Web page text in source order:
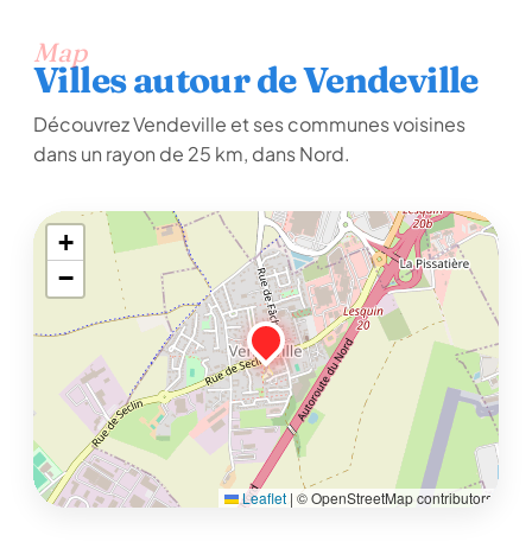
Map
Villes autour de Vendeville
Découvrez Vendeville et ses communes voisines
dans un rayon de 25 km, dans Nord.
+
−
Leaflet | © OpenStreetMap contributors